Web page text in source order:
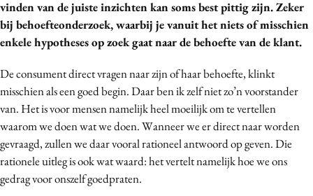
Digital transformation
Diversiteit
Gedragsverandering
Influencer marketing
Interne communicatie
Martech
Media
Merkstrategie
vinden van de juiste inzichten kan soms best pittig zijn. Zeker
bij behoefteonderzoek, waarbij je vanuit het niets of misschien
enkele hypotheses op zoek gaat naar de behoefte van de klant.
De consument direct vragen naar zijn of haar behoefte, klinkt
misschien als een goed begin. Daar ben ik zelf niet zo’n voorstander
van. Het is voor mensen namelijk heel moeilijk om te vertellen
waarom we doen wat we doen. Wanneer we er direct naar worden
gevraagd, zullen we daar vooral rationeel antwoord op geven. Die
rationele uitleg is ook wat waard: het vertelt namelijk hoe we ons
gedrag voor onszelf goedpraten.